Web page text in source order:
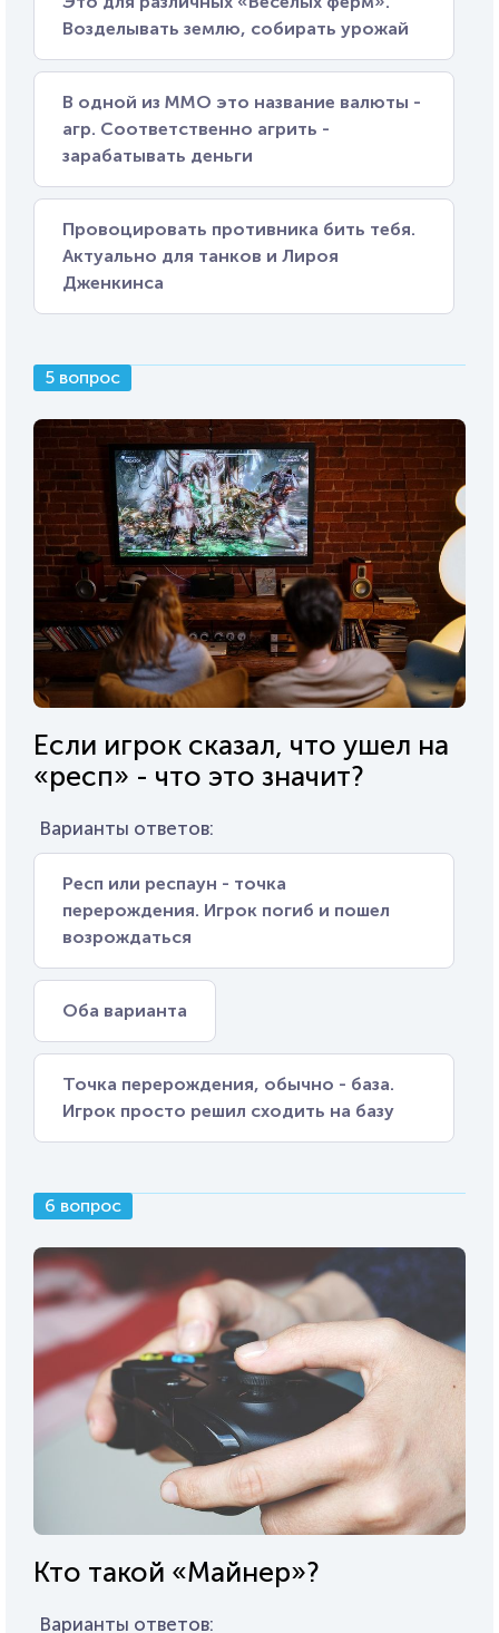
Возделывать землю, собирать урожай
В одной из ММО это название валюты -
агр. Соответственно агрить -
зарабатывать деньги
Провоцировать противника бить тебя.
Актуально для танков и Лироя
Дженкинса
5 вопрос
Если игрок сказал, что ушел на
«респ» - что это значит?
Варианты ответов:
Респ или респаун - точка
перерождения. Игрок погиб и пошел
возрождаться
Оба варианта
Точка перерождения, обычно - база.
Игрок просто решил сходить на базу
6 вопрос
Кто такой «Майнер»?
Варианты ответов: